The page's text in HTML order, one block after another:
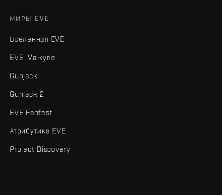
МИРЫ EVE
Вселенная EVE
EVE: Valkyrie
Gunjack
Gunjack 2
EVE Fanfest
Атрибутика EVE
Project Discovery